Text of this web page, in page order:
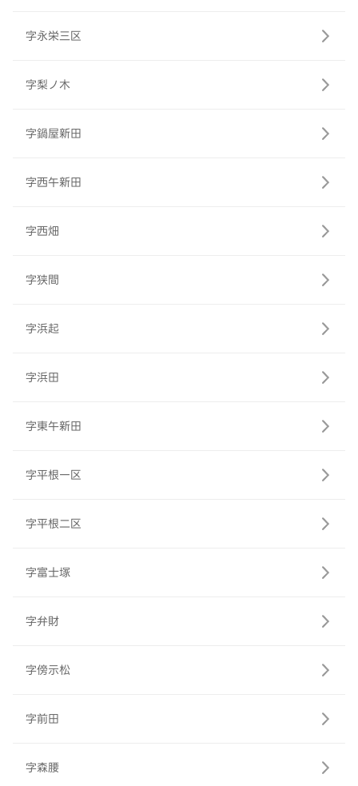
字永栄三区
字梨ノ木
字鍋屋新田
字西午新田
字西畑
字狭間
字浜起
字浜田
字東午新田
字平根一区
字平根二区
字富士塚
字弁財
字傍示松
字前田
字森腰